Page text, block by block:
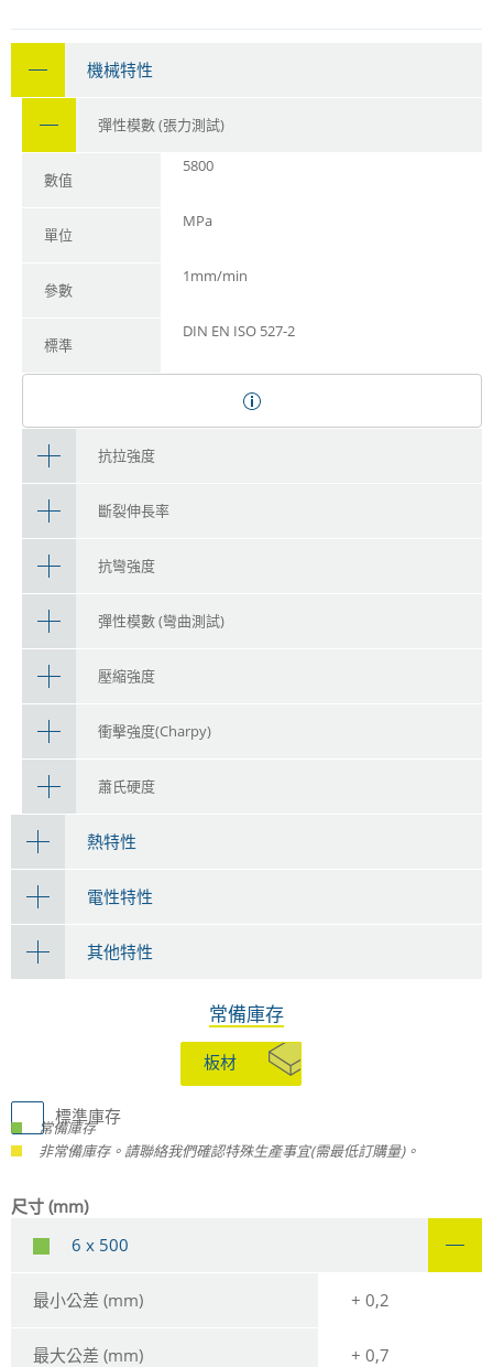
機械特性
彈性模數 (張力測試)
數值
5800
單位
MPa
參數
1mm/min
標準
DIN EN ISO 527-2
抗拉強度
斷裂伸長率
抗彎強度
彈性模數 (彎曲測試)
壓縮強度
衝擊強度(Charpy)
蕭氏硬度
熱特性
電性特性
其他特性
常備庫存
板材
標準庫存
常備庫存
非常備庫存。請聯絡我們確認特殊生產事宜(需最低訂購量)。
尺寸 (mm)
6 x 500
最小公差 (mm) + 0,2
最大公差 (mm) + 0,7